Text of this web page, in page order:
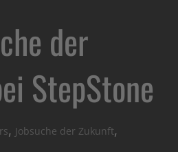
der
StepStone
, Jobsuche der Zukunft,